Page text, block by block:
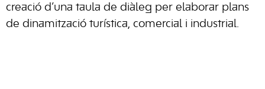
creació d’una taula de diàleg per elaborar plans
de dinamització turística, comercial i industrial.